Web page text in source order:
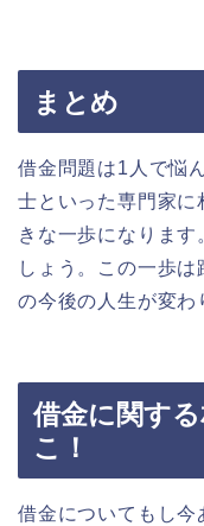
まとめ
借金問題は1人で悩
士といった専門家に
きな一歩になります
しょう。
この一歩は
の今後の人生が変わ
借金に関す
こ！
借金についてもし今